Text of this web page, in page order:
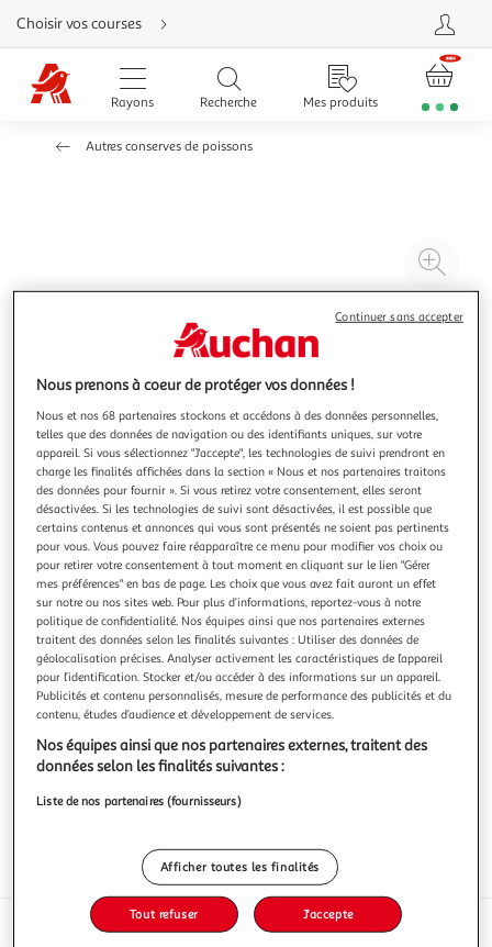
Aller
directement
au
contenu
Aller
directement
Aller
besoin
Choisir vos courses
Rayons Recherche Mes produits
Autres conserves de poissons
à
RAMIREZ
Bacalhau
120g
Vous voulez connaître le prix de ce produit ?
Afficher le prix
Format
Caractéristiques
Nous prenons à coeur de protéger vos données !
Nous et nos 68 partenaires stockons et accédons à des données personnelles,
telles que des données de navigation ou des identifiants uniques, sur votre
appareil. Si vous sélectionnez "J'accepte", les technologies de suivi prendront en
charge les finalités affichées dans la section « Nous et nos partenaires traitons
des données pour fournir ». Si vous retirez votre consentement, elles seront
désactivées. Si les technologies de suivi sont désactivées, il est possible que
certains contenus et annonces qui vous sont présentés ne soient pas pertinents
pour vous. Vous pouvez faire réapparaître ce menu pour modifier vos choix ou
pour retirer votre consentement à tout moment en cliquant sur le lien "Gérer
mes préférences" en bas de page. Les choix que vous avez fait auront un effet
sur notre ou nos sites web. Pour plus d’informations, reportez-vous à notre
politique de confidentialité. Nos équipes ainsi que nos partenaires externes
traitent des données selon les finalités suivantes : Utiliser des données de
géolocalisation précises. Analyser activement les caractéristiques de l’appareil
pour l’identification. Stocker et/ou accéder à des informations sur un appareil.
Publicités et contenu personnalisés, mesure de performance des publicités et du
contenu, études d’audience et développement de services.
Nos équipes ainsi que nos partenaires externes, traitent des
données selon les finalités suivantes :
Liste de nos partenaires (fournisseurs)
Afficher toutes les finalités
Tout refuser J'accepte
Continuer sans accepter